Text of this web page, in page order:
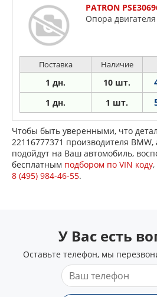
PATRON
Опора двигателя
Поставка Наличие
1 дн. 10 шт.
1 дн. 1 шт.
Чтобы быть уверенными, что
22116777371 производителя
подойдут на Ваш автомобиль,
бесплатным подбором по VIN коду
8 (495) 984-46-55.
У Вас есть
Оставьте телефон, мы